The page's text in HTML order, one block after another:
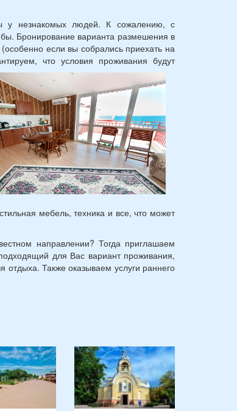
у незнакомых людей. К сожалению, с
Бронирование варианта размешения в
если вы собрались приехать на
что условия проживания будут
мебель, техника и все, что может
направлении? Тогда приглашаем
для Вас вариант проживания,
отдыха. Также оказываем услуги раннего